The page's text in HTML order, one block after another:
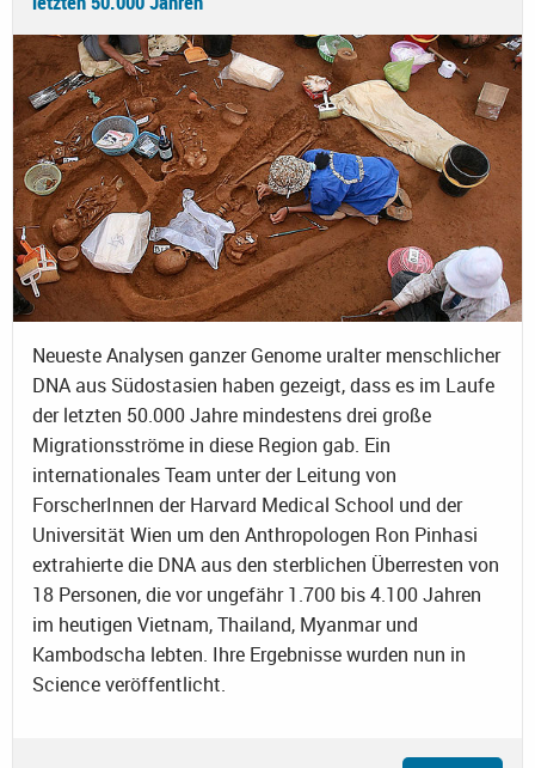
Neueste Analysen ganzer Genome uralter menschlicher
DNA aus Südostasien haben gezeigt, dass es im Laufe
der letzten 50.000 Jahre mindestens drei große
Migrationsströme in diese Region gab. Ein
internationales Team unter der Leitung von
ForscherInnen der Harvard Medical School und der
Universität Wien um den Anthropologen Ron Pinhasi
extrahierte die DNA aus den sterblichen Überresten von
18 Personen, die vor ungefähr 1.700 bis 4.100 Jahren
im heutigen Vietnam, Thailand, Myanmar und
Kambodscha lebten. Ihre Ergebnisse wurden nun in
Science veröffentlicht.